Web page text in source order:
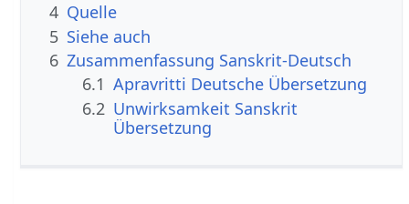
4 Quelle
5 Siehe auch
6 Zusammenfassung Sanskrit-Deutsch
6.1 Apravritti Deutsche Übersetzung
6.2 Unwirksamkeit Sanskrit
Übersetzung